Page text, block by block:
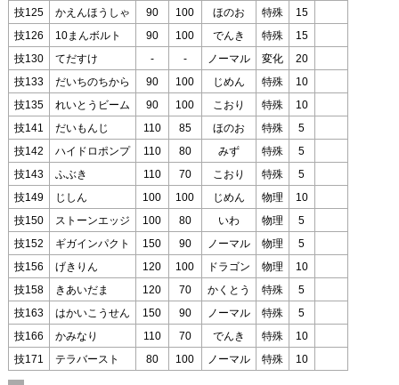
技125 かえんほうしゃ 90 100 ほのお 特殊 15
技126 10まんボルト 90 100 でんき 特殊 15
技130 てだすけ - - ノーマル 変化 20
技133 だいちのちから 90 100 じめん 特殊 10
技135 れいとうビーム 90 100 こおり 特殊 10
技141 だいもんじ 110 85 ほのお 特殊 5
技142 ハイドロポンプ 110 80 みず 特殊 5
技143 ふぶき 110 70 こおり 特殊 5
技149 じしん 100 100 じめん 物理 10
技150 ストーンエッジ 100 80 いわ 物理 5
技152 ギガインパクト 150 90 ノーマル 物理 5
技156 げきりん 120 100 ドラゴン 物理 10
技158 きあいだま 120 70 かくとう 特殊 5
技163 はかいこうせん 150 90 ノーマル 特殊 5
技166 かみなり 110 70 でんき 特殊 10
技171 テラバースト 80 100 ノーマル 特殊 10